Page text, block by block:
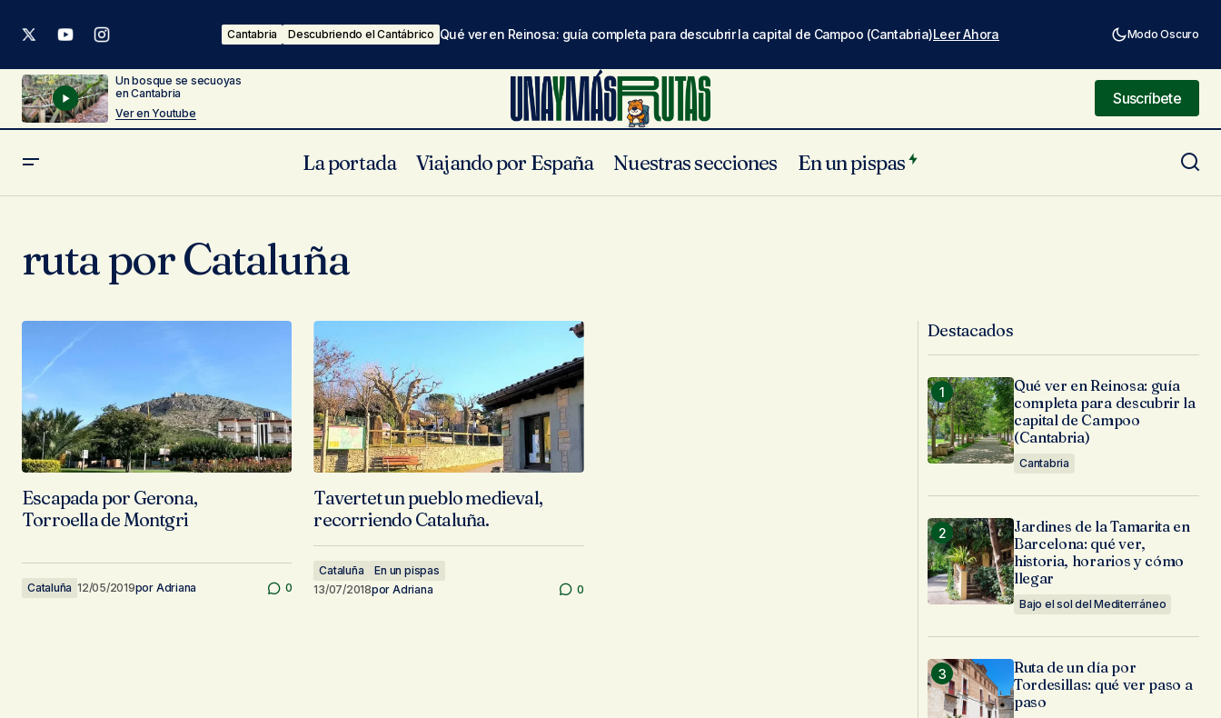
Cantabria Descubriendo el Cantábrico Qué ver en Reinosa: guía completa para descubrir la capital de Campoo (Cantabria)Leer Ahora Modo Oscuro
Un bosque se secuoyas
en Cantabria
Ver en Youtube
Suscríbete
Suscríbete
La portada Viajando por España Nuestras secciones En un pispas
ruta por Cataluña
Escapada por Gerona,
Torroella de Montgri
Cataluña 12/05/2019por Adriana 0
Tavertet un pueblo medieval,
recorriendo Cataluña.
Cataluña
En un pispas
13/07/2018por Adriana 0
Destacados
Qué ver en Reinosa: guía
completa para descubrir la
capital de Campoo
(Cantabria)
Cantabria
Jardines de la Tamarita en
Barcelona: qué ver,
historia, horarios y cómo
llegar
Bajo el sol del Mediterráneo
Ruta de un día por
Tordesillas: qué ver paso a
paso